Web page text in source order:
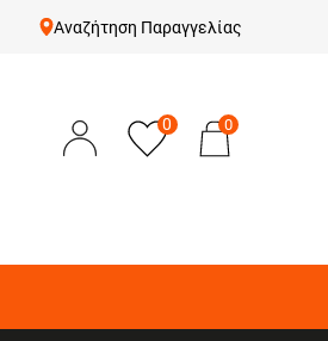
Αναζήτηση Παραγγελίας
0 0